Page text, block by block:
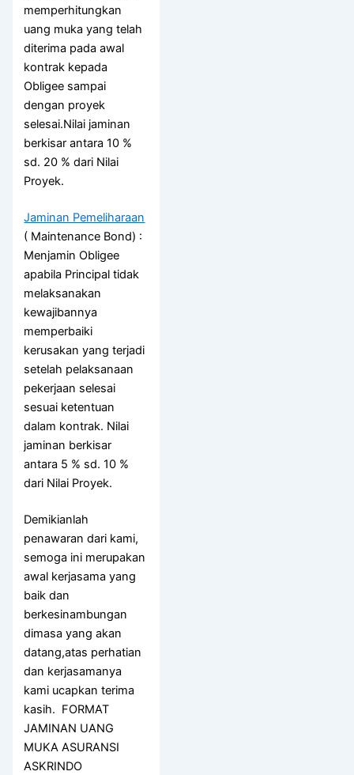
memperhitungkan
uang muka yang telah
diterima pada awal
kontrak kepada
Obligee sampai
dengan proyek
selesai.Nilai jaminan
berkisar antara 10 %
sd. 20 % dari Nilai
Proyek.
Jaminan Pemeliharaan
( Maintenance Bond) :
Menjamin Obligee
apabila Principal tidak
melaksanakan
kewajibannya
memperbaiki
kerusakan yang terjadi
setelah pelaksanaan
pekerjaan selesai
sesuai ketentuan
dalam kontrak. Nilai
jaminan berkisar
antara 5 % sd. 10 %
dari Nilai Proyek.
Demikianlah
penawaran dari kami,
semoga ini merupakan
awal kerjasama yang
baik dan
berkesinambungan
dimasa yang akan
datang,atas perhatian
dan kerjasamanya
kami ucapkan terima
kasih. FORMAT
JAMINAN UANG
MUKA ASURANSI
ASKRINDO